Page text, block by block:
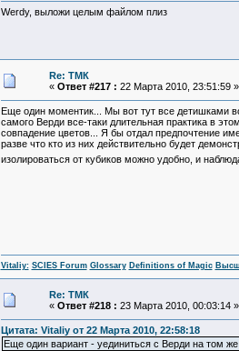
Werdy, выложи целым файлом плиз
Re: ТМК
« Ответ #217 : 22 Марта 2010, 23:51:59 »
Еще один моментик... Мы вот тут все детишками
самого Верди все-таки длительная практика в
совпадение цветов... Я бы отдал предпочтение
разве что кто из них действительно будет
изолироваться от кубиков можно удобно, и
Vitaliy: SCIES Forum Glossary Definitions of Magic
Re: ТМК
« Ответ #218 : 23 Марта 2010, 00:03:14 »
Цитата: Vitaliy от 22 Марта 2010, 22:58:18
Еще один вариант - уединиться с Верди на том